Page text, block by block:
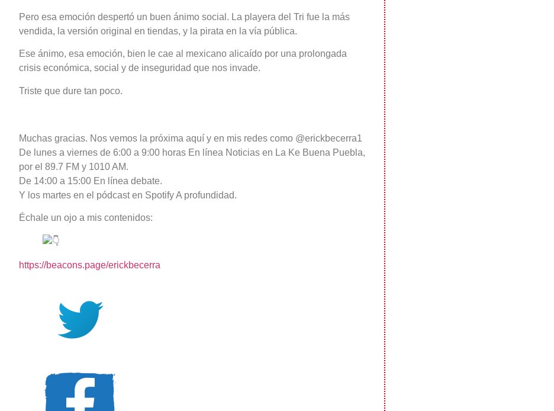
Pero esa emoción despertó un buen ánimo social. La playera del Tri fue la más
vendida, la versión original en tiendas, y la pirata en la vía pública.
Ese ánimo, esa emoción, bien le cae al mexicano alicaído por una prolongada
crisis económica, social y de inseguridad que nos invade.
Triste que dure tan poco.
Muchas gracias. Nos vemos la próxima aquí y en mis redes como @erickbecerra1
De lunes a viernes de 6:00 a 9:00 horas En línea Noticias en La Ke Buena Puebla,
por el 89.7 FM y 1010 AM.
De 14:00 a 15:00 En línea debate.
Y los martes en el pódcast en Spotify A profundidad.
Échale un ojo a mis contenidos:
https://beacons.page/erickbecerra